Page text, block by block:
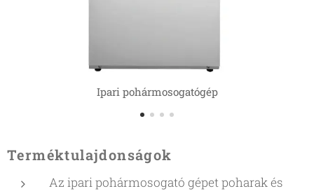
Ipari pohármosogatógép
Terméktulajdonságok
Az ipari pohármosogató gépet poharak és